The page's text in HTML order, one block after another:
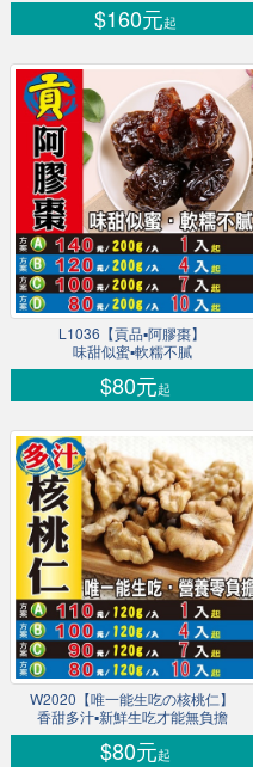
$160元起
L1036【貢品▪阿膠棗】
味甜似蜜▪軟糯不膩
$80元起
W2020【唯一能生吃の核桃仁】
香甜多汁▪新鮮生吃才能無負擔
$80元起